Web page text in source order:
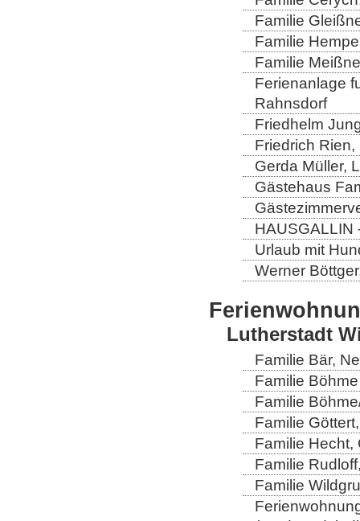
Familie
Familie
Familie
Ferienanlage
Rahnsdorf
Friedhelm
Friedrich
Gerda Müller,
Gästehaus
HAUSGALLIN
Urlaub mit
Werner
Lutherstadt
Familie Bär,
Familie
Familie
Familie
Familie Hecht,
Familie
Familie